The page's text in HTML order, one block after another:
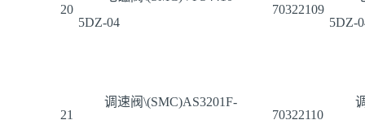
20
5DZ-04
70322109
5DZ-
21
调速阀\(SMC)AS3201F-
70322110